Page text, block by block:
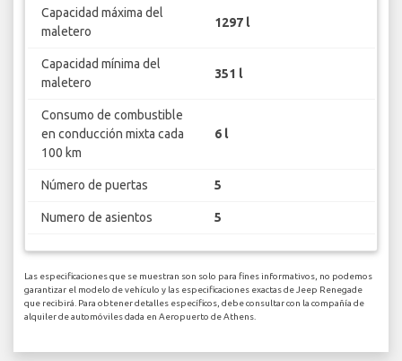
Capacidad máxima del
maletero
1297 l
Capacidad mínima del
maletero
351 l
Consumo de combustible
en conducción mixta cada
100 km
6 l
Número de puertas 5
Numero de asientos 5
Las especificaciones que se muestran son solo para fines informativos, no podemos
garantizar el modelo de vehículo y las especificaciones exactas de Jeep Renegade
que recibirá. Para obtener detalles específicos, debe consultar con la compañía de
alquiler de automóviles dada en Aeropuerto de Athens.